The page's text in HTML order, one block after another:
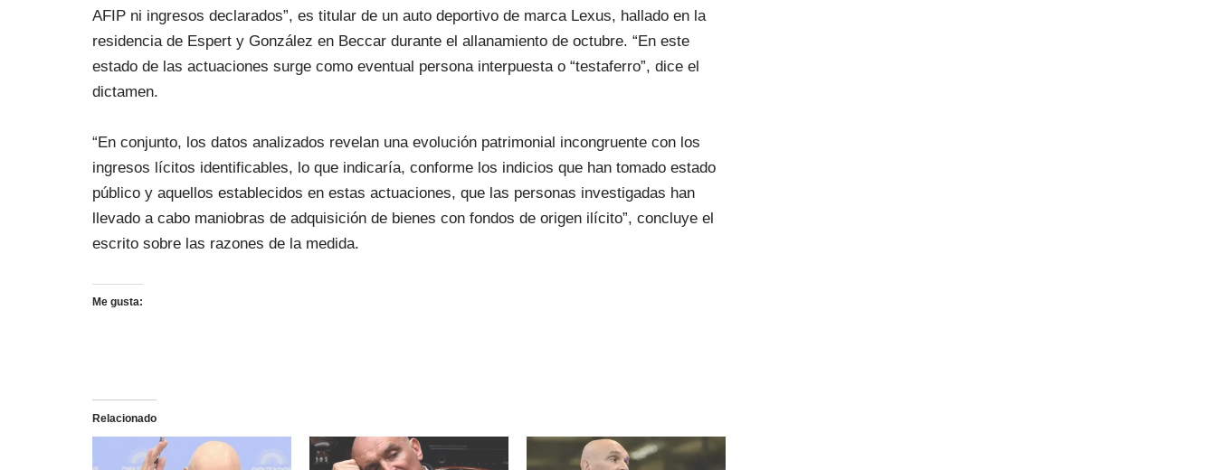
AFIP ni ingresos declarados”, es titular de un auto deportivo de marca Lexus, hallado en la
residencia de Espert y González en Beccar durante el allanamiento de octubre. “En este
estado de las actuaciones surge como eventual persona interpuesta o “testaferro”, dice el
dictamen.
“En conjunto, los datos analizados revelan una evolución patrimonial incongruente con los
ingresos lícitos identificables, lo que indicaría, conforme los indicios que han tomado estado
público y aquellos establecidos en estas actuaciones, que las personas investigadas han
llevado a cabo maniobras de adquisición de bienes con fondos de origen ilícito”, concluye el
escrito sobre las razones de la medida.
Me gusta:
Relacionado